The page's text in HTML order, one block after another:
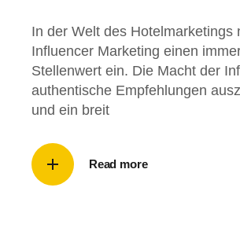
In der Welt des Hotelmarketings
Influencer Marketing einen
Stellenwert ein. Die Macht der
authentische Empfehlungen
und ein breit
Read more